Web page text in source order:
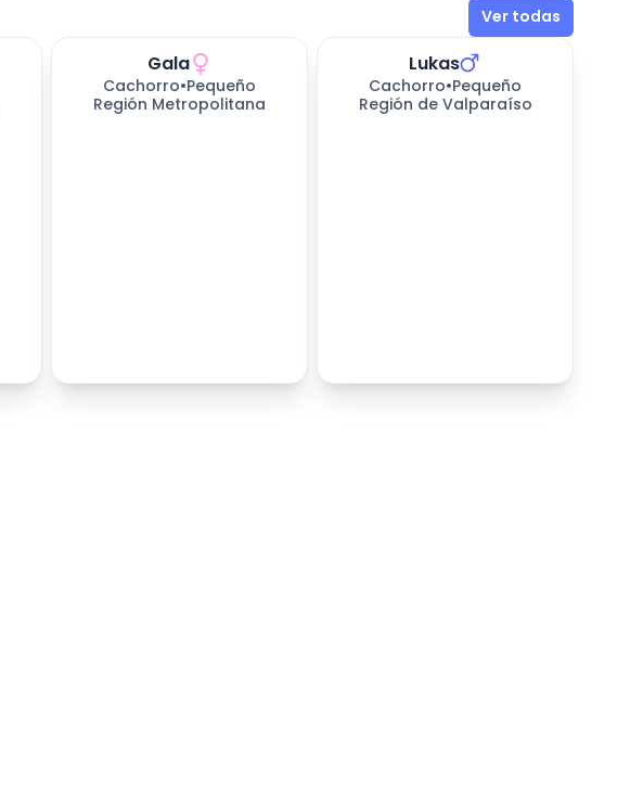
Ver todas
Gala
Cachorro•Pequeño
Región Metropolitana
Lukas
Cachorro•Pequeño
Región de Valparaíso